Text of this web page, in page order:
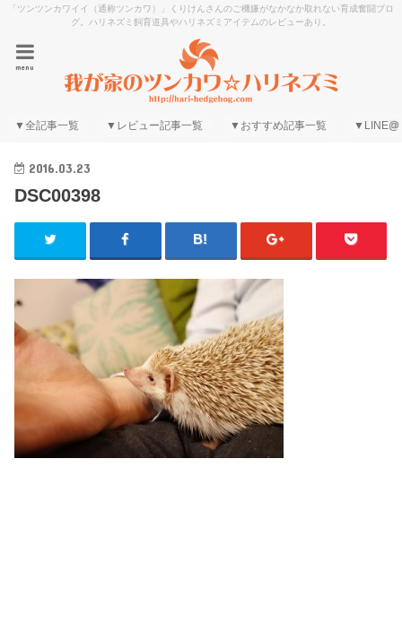
「ツンツンカワイイ（通称ツンカワ）」くりけんさんのご機嫌がなかなか取れない育成奮闘ブロ
グ。ハリネズミ飼育道具やハリネズミアイテムのレビューあり。
menu
▼全記事一覧 ▼レビュー記事一覧 ▼おすすめ記事一覧 ▼LINE@
2016.03.23
DSC00398